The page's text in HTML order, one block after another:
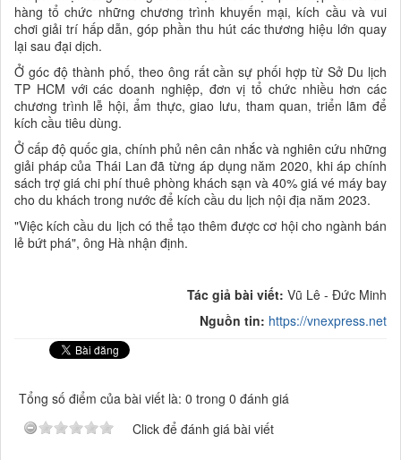
hàng tổ chức những chương trình khuyến mại, kích cầu và vui
chơi giải trí hấp dẫn, góp phần thu hút các thương hiệu lớn quay
lại sau đại dịch.
Ở góc độ thành phố, theo ông rất cần sự phối hợp từ Sở Du lịch
TP HCM với các doanh nghiệp, đơn vị tổ chức nhiều hơn các
chương trình lễ hội, ẩm thực, giao lưu, tham quan, triển lãm để
kích cầu tiêu dùng.
Ở cấp độ quốc gia, chính phủ nên cân nhắc và nghiên cứu những
giải pháp của Thái Lan đã từng áp dụng năm 2020, khi áp chính
sách trợ giá chi phí thuê phòng khách sạn và 40% giá vé máy bay
cho du khách trong nước để kích cầu du lịch nội địa năm 2023.
"Việc kích cầu du lịch có thể tạo thêm được cơ hội cho ngành bán
lẻ bứt phá", ông Hà nhận định.
Tác giả bài viết: Vũ Lê - Đức Minh
Nguồn tin: https://vnexpress.net
Tổng số điểm của bài viết là: 0 trong 0 đánh giá
Click để đánh giá bài viết